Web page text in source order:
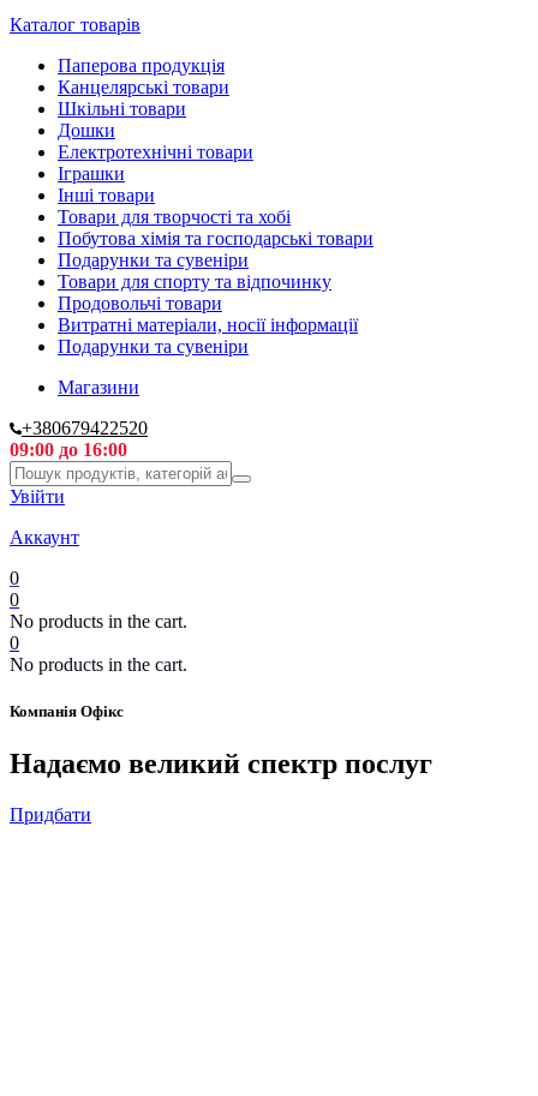
Каталог товарів
Паперова продукція
Канцелярські товари
Шкільні товари
Дошки
Електротехнічні товари
Іграшки
Інші товари
Товари для творчості та хобі
Побутова хімія та господарські товари
Подарунки та сувеніри
Товари для спорту та відпочинку
Продовольчі товари
Витратні матеріали, носії інформації
Подарунки та сувеніри
Магазини
+380679422520
09:00 до 16:00
Увійти
Аккаунт
0
0
No products in the cart.
0
No products in the cart.
Компанія Офікс
Надаємо великий спектр послуг
Придбати